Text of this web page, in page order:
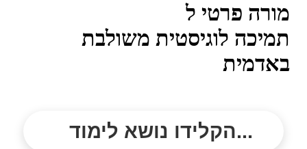
מורה פרטי ל
תמיכה לוגיסטית משולבת
באדמית
הקלידו נושא לימוד...